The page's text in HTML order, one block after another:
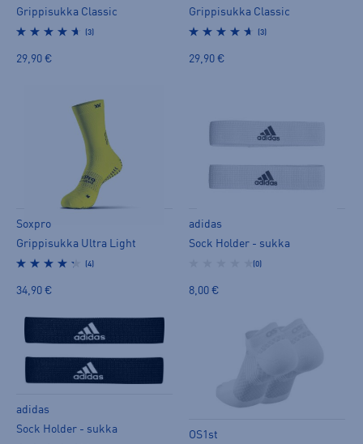
Grippisukka Classic
(3)
29,90 €
Grippisukka Classic
(3)
29,90 €
Soxpro
Grippisukka Ultra Light
(4)
34,90 €
adidas
Sock Holder - sukka
(0)
8,00 €
adidas
Sock Holder - sukka
OS1st